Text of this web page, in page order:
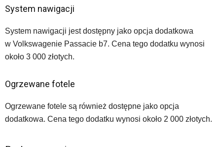
System nawigacji
System nawigacji jest dostępny jako opcja dodatkowa
w Volkswagenie Passacie b7. Cena tego dodatku wynosi
około 3 000 złotych.
Ogrzewane fotele
Ogrzewane fotele są również dostępne jako opcja
dodatkowa. Cena tego dodatku wynosi około 2 000 złotych.